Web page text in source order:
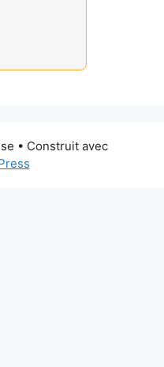
• Construit avec